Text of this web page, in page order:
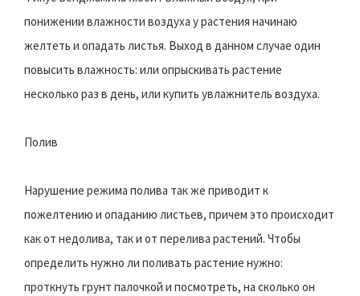
понижении влажности воздуха у растения начинаю
желтеть и опадать листья. Выход в данном случае один
повысить влажность: или опрыскивать растение
несколько раз в день, или купить увлажнитель воздуха.
Полив
Нарушение режима полива так же приводит к
пожелтению и опаданию листьев, причем это происходит
как от недолива, так и от перелива растений. Чтобы
определить нужно ли поливать растение нужно:
проткнуть грунт палочкой и посмотреть, на сколько он